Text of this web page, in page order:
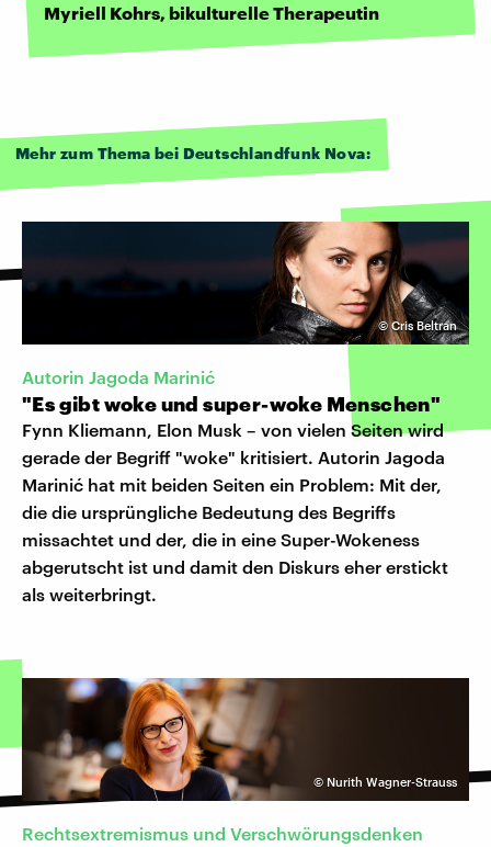
Myriell Kohrs, bikulturelle Therapeutin
Mehr zum Thema bei Deutschlandfunk Nova:
©Cris Beltran
Autorin Jagoda Marinić
"Es gibt woke und super-woke Menschen"
Fynn Kliemann, Elon Musk – von vielen Seiten wird
gerade der Begriff "woke" kritisiert. Autorin Jagoda
Marinić hat mit beiden Seiten ein Problem: Mit der,
die die ursprüngliche Bedeutung des Begriffs
missachtet und der, die in eine Super-Wokeness
abgerutscht ist und damit den Diskurs eher erstickt
als weiterbringt.
© Nurith Wagner-Strauss
Rechtsextremismus und Verschwörungsdenken